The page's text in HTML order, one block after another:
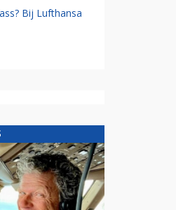
Bij Lufthansa